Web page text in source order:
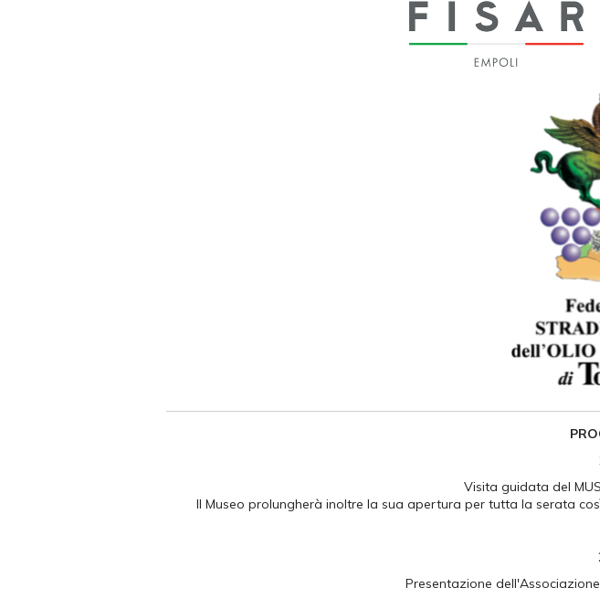
Visita guidata del
Il Museo prolungherà inoltre la sua apertura per tutta la serata
Presentazione dell'Associazione